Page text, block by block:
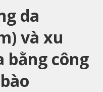
da
và xu
bằng công